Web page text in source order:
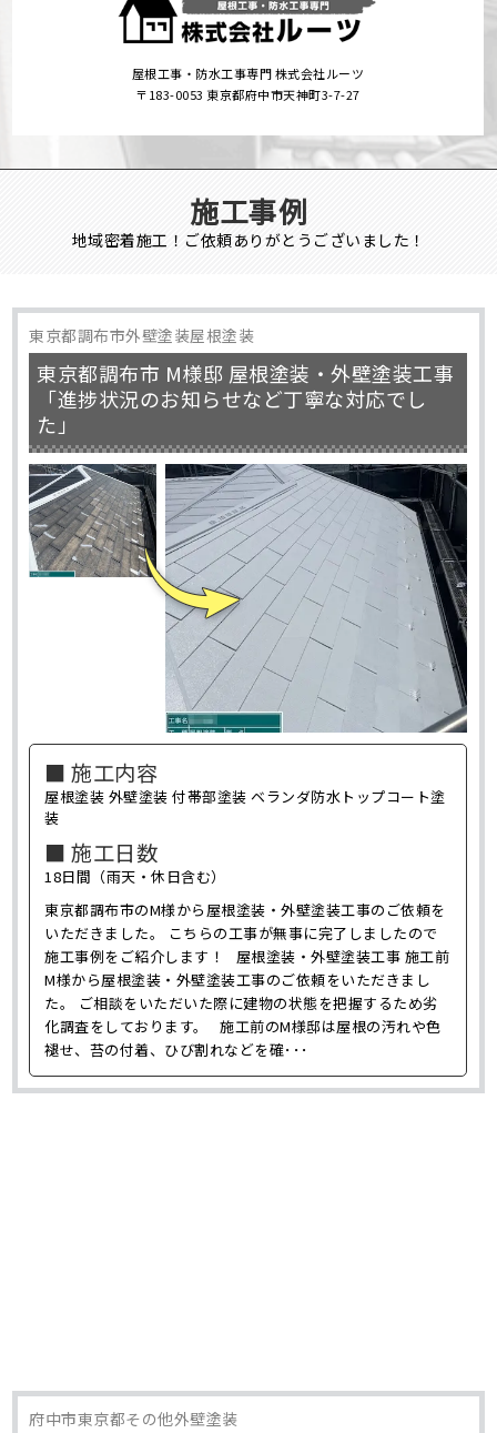
屋根工事・防水工事専門 株式会社ルーツ
〒183-0053 東京都府中市天神町3-7-27
施工事例
地域密着施工！ご依頼ありがとうございました！
東京都調布市外壁塗装屋根塗装
東京都調布市 M様邸 屋根塗装・外壁塗装工事
「進捗状況のお知らせなど丁寧な対応でし
た」
■ 施工内容
屋根塗装 外壁塗装 付帯部塗装 ベランダ防水トップコート塗
装
■ 施工日数
18日間（雨天・休日含む）
東京都調布市のM様から屋根塗装・外壁塗装工事のご依頼を
いただきました。 こちらの工事が無事に完了しましたので
施工事例をご紹介します！ 屋根塗装・外壁塗装工事 施工前
M様から屋根塗装・外壁塗装工事のご依頼をいただきまし
た。 ご相談をいただいた際に建物の状態を把握するため劣
化調査をしております。 施工前のM様邸は屋根の汚れや色
褪せ、苔の付着、ひび割れなどを確･･･
府中市東京都その他外壁塗装